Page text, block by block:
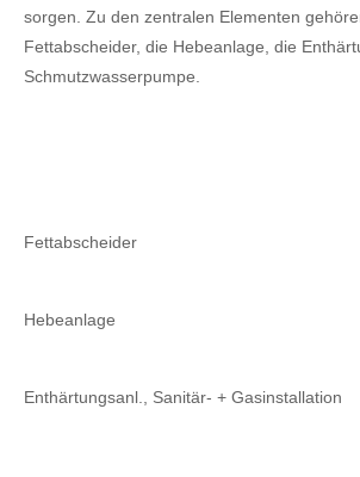
sorgen. Zu den zentralen Elementen
Fettabscheider, die Hebeanlage, die
Schmutzwasserpumpe.
Fettabscheider
Hebeanlage
Enthärtungsanl., Sanitär- + Gasinstallation